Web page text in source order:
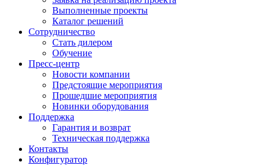
Выполненные проекты
Каталог решений
Сотрудничество
Стать дилером
Обучение
Пресс-центр
Новости компании
Предстоящие мероприятия
Прошедшие мероприятия
Новинки оборудования
Поддержка
Гарантия и возврат
Техническая поддержка
Контакты
Конфигуратор